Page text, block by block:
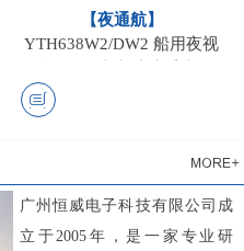
【夜通航】
YTH638W2/DW2 船用夜视
广州恒威电子科技有限公司成
立于2005年，是一家专业研